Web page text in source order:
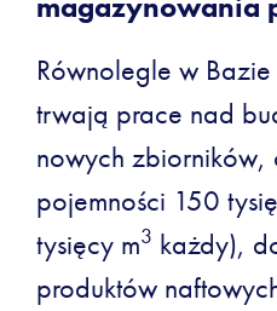
Równolegle w
trwają prace nad
nowych zbiorników,
pojemności 150
tysięcy m3 każdy),
produktów